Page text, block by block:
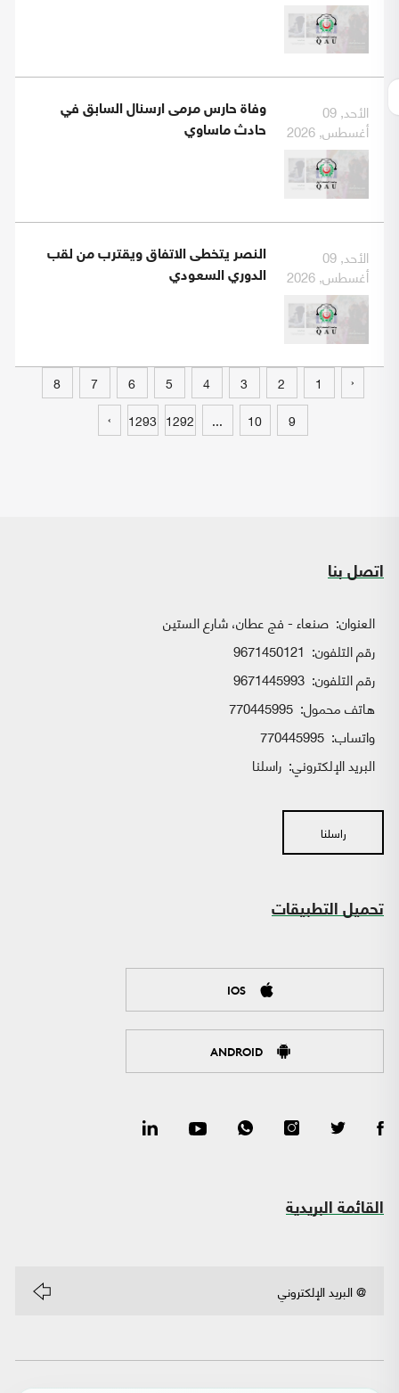
الأحد, 09
أغسطس, 2026
وفاة حارس مرمى ارسنال السابق في
حادث ماساوي
الأحد, 09
أغسطس, 2026
النصر يتخطى الاتفاق ويقترب من لقب
الدوري السعودي
‹
1
2
3
4
5
6
7
8
9
10
...
1292
1293
›
اتصل بنا
العنوان: صنعاء - فج عطان، شارع الستين
رقم التلفون: 9671450121
رقم التلفون: 9671445993
هاتف محمول: 770445995
واتساب:
البريد الإلكتروني: راسلنا
راسلنا
تحميل التطبيقات
IOS
ANDROID
القائمة البريدية